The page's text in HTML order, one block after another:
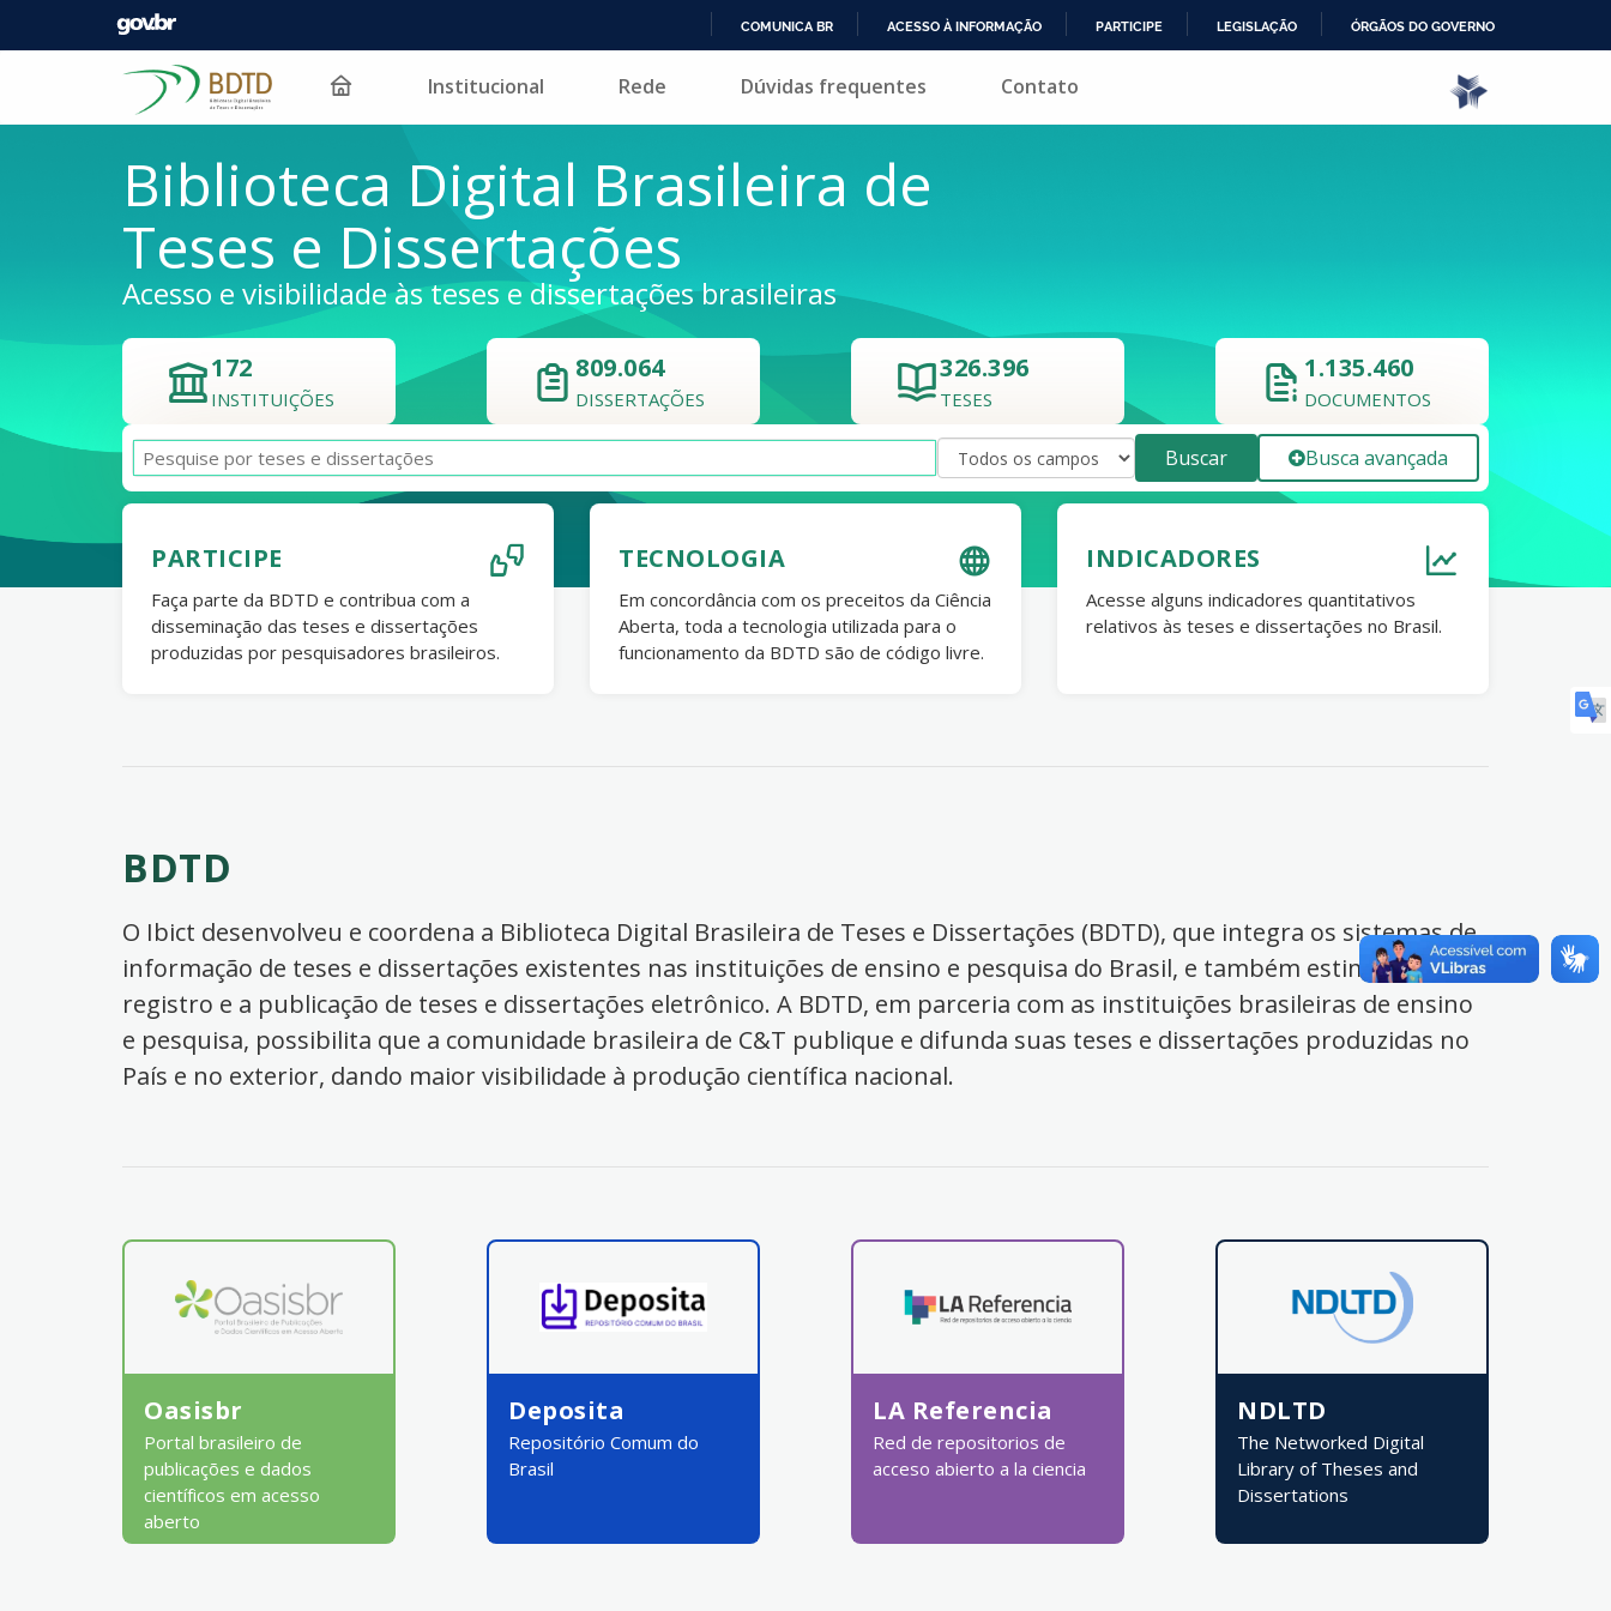
PARA
COMUNICA BR ACESSO À INFORMAÇÃO PARTICIPE LEGISLAÇÃO ÓRGÃOS DO GOVERNO
Pular para o conteúdo Institucional Rede Dúvidas frequentes Contato
Biblioteca Digital Brasileira de
Teses e Dissertações
Acesso e visibilidade às teses e dissertações brasileiras
172
INSTITUIÇÕES
809.064
DISSERTAÇÕES
326.396
TESES
1.135.460
DOCUMENTOS
Buscar Busca avançada
PARTICIPE
Faça parte da BDTD e contribua com a
disseminação das teses e dissertações
produzidas por pesquisadores brasileiros.
TECNOLOGIA
Em concordância com os preceitos da Ciência
Aberta, toda a tecnologia utilizada para o
funcionamento da BDTD são de código livre.
INDICADORES
Acesse alguns indicadores quantitativos
relativos às teses e dissertações no Brasil.
BDTD
O Ibict desenvolveu e coordena a Biblioteca Digital Brasileira de Teses e Dissertações (BDTD), que integra os sistemas de
informação de teses e dissertações existentes nas instituições de ensino e pesquisa do Brasil, e também estimula o
registro e a publicação de teses e dissertações eletrônico. A BDTD, em parceria com as instituições brasileiras de ensino
e pesquisa, possibilita que a comunidade brasileira de C&T publique e difunda suas teses e dissertações produzidas no
País e no exterior, dando maior visibilidade à produção científica nacional.
Oasisbr
Portal brasileiro de
publicações e dados
científicos em acesso
aberto
Deposita
Repositório Comum do
Brasil
LA Referencia
Red de repositorios de
acceso abierto a la ciencia
NDLTD
The Networked Digital
Library of Theses and
Dissertations